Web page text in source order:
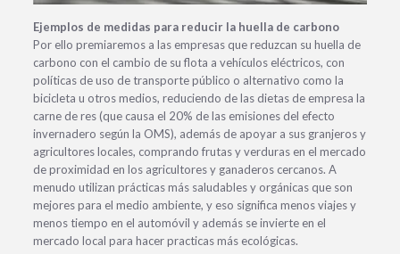
Ejemplos de medidas para reducir la huella de carbono
Por ello premiaremos a las empresas que reduzcan su huella de
carbono con el cambio de su flota a vehículos eléctricos, con
políticas de uso de transporte público o alternativo como la
bicicleta u otros medios, reduciendo de las dietas de empresa la
carne de res (que causa el 20% de las emisiones del efecto
invernadero según la OMS), además de apoyar a sus granjeros y
agricultores locales, comprando frutas y verduras en el mercado
de proximidad en los agricultores y ganaderos cercanos. A
menudo utilizan prácticas más saludables y orgánicas que son
mejores para el medio ambiente, y eso significa menos viajes y
menos tiempo en el automóvil y además se invierte en el
mercado local para hacer practicas más ecológicas.